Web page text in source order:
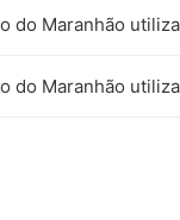
do Maranhão
do Maranhão